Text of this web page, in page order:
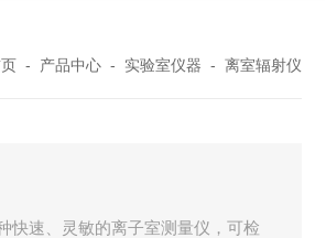
- 产品中心 - 实验室仪器 - 离室辐射仪
快速、灵敏的离子室测量仪，可检